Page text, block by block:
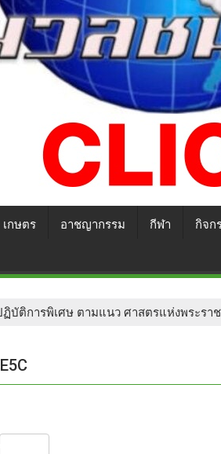
เกษตร อาชญากรรม กีฬา กิจก
ฏิบัติการพิเศษ ตามแนว ศาสตรแห่งพระร